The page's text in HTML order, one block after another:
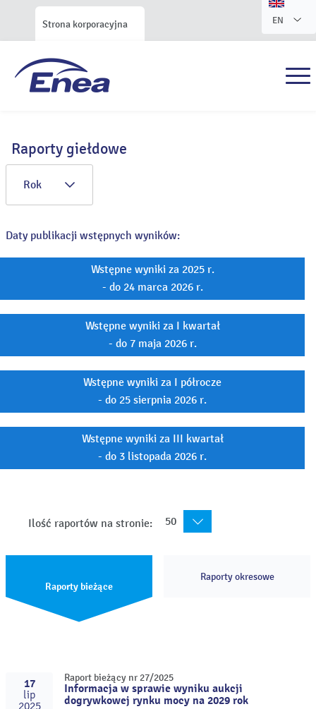
Strona korporacyjna EN
Raporty giełdowe
Rok
Daty publikacji wstępnych wyników:
Wstępne wyniki za 2025 r.
- do 24 marca 2026 r.
Wstępne wyniki za I kwartał
- do 7 maja 2026 r.
Wstępne wyniki za I półrocze
- do 25 sierpnia 2026 r.
Wstępne wyniki za III kwartał
- do 3 listopada 2026 r.
Ilość raportów na stronie: 50
Raporty bieżące
Raporty okresowe
17
lip
2025
Raport bieżący nr 27/2025
Informacja w sprawie wyniku aukcji
dogrywkowej rynku mocy na 2029 rok